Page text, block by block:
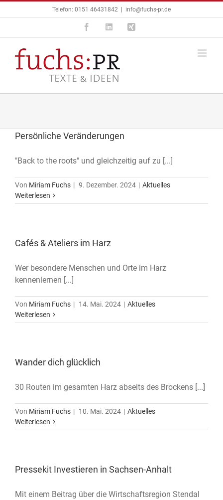
Inhalt
Telefon: 0151 46431842 info@fuchs-pr.de
FacebookLinkedIn
Persönliche Veränderungen
"Back to the roots" und gleichzeitig auf zu [...]
Von Miriam Fuchs | 9. Dezember. 2024 | Aktuelles
Weiterlesen
Cafés & Ateliers im Harz
Wer besondere Menschen und Orte im Harz
kennenlernen [...]
Von Miriam Fuchs | 14. Mai. 2024 | Aktuelles
Weiterlesen
Wander dich glücklich
30 Routen im gesamten Harz abseits des Brockens [...]
Von Miriam Fuchs | 10. Mai. 2024 | Aktuelles
Weiterlesen
Pressekit Investieren in Sachsen-Anhalt
Mit einem Beitrag über die Wirtschaftsregion Stendal